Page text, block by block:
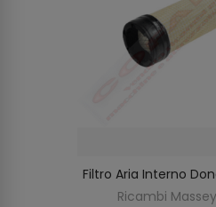
AGGIUNGI AL
Filtro Aria Interno
Ricambi